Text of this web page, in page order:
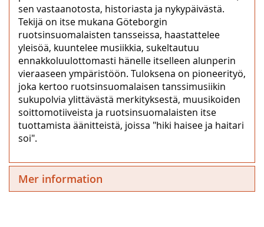
sen vastaanotosta, historiasta ja nykypäivästä.
Tekijä on itse mukana Göteborgin
ruotsinsuomalaisten tansseissa, haastattelee
yleisöä, kuuntelee musiikkia, sukeltautuu
ennakkoluulottomasti hänelle itselleen alunperin
vieraaseen ympäristöön. Tuloksena on pioneerityö,
joka kertoo ruotsinsuomalaisen tanssimusiikin
sukupolvia ylittävästä merkityksestä, muusikoiden
soittomotiiveista ja ruotsinsuomalaisten itse
tuottamista äänitteistä, joissa "hiki haisee ja haitari
soi".
Mer information